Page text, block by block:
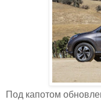
Под капотом